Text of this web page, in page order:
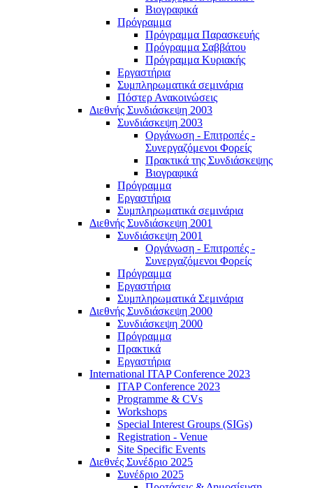
Βιογραφικά
Πρόγραμμα
Πρόγραμμα Παρασκευής
Πρόγραμμα Σαββάτου
Πρόγραμμα Κυριακής
Εργαστήρια
Συμπληρωματικά σεμινάρια
Πόστερ Ανακοινώσεις
Διεθνής Συνδιάσκεψη 2003
Συνδιάσκεψη 2003
Οργάνωση - Επιτροπές -
Συνεργαζόμενοι Φορείς
Πρακτικά της Συνδιάσκεψης
Βιογραφικά
Πρόγραμμα
Εργαστήρια
Συμπληρωματικά σεμινάρια
Διεθνής Συνδιάσκεψη 2001
Συνδιάσκεψη 2001
Οργάνωση - Επιτροπές -
Συνεργαζόμενοι Φορείς
Πρόγραμμα
Εργαστήρια
Συμπληρωματικά Σεμινάρια
Διεθνής Συνδιάσκεψη 2000
Συνδιάσκεψη 2000
Πρόγραμμα
Πρακτικά
Εργαστήρια
International ITAP Conference 2023
ITAP Conference 2023
Programme & CVs
Workshops
Special Interest Groups (SIGs)
Registration - Venue
Site Specific Events
Διεθνές Συνέδριο 2025
Συνέδριο 2025